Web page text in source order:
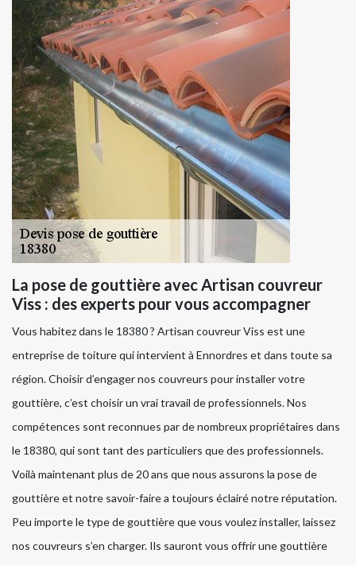
La pose de gouttière avec Artisan couvreur
Viss : des experts pour vous accompagner
Vous habitez dans le 18380 ? Artisan couvreur Viss est une
entreprise de toiture qui intervient à Ennordres et dans toute sa
région. Choisir d’engager nos couvreurs pour installer votre
gouttière, c’est choisir un vrai travail de professionnels. Nos
compétences sont reconnues par de nombreux propriétaires dans
le 18380, qui sont tant des particuliers que des professionnels.
Voilà maintenant plus de 20 ans que nous assurons la pose de
gouttière et notre savoir-faire a toujours éclairé notre réputation.
Peu importe le type de gouttière que vous voulez installer, laissez
nos couvreurs s’en charger. Ils sauront vous offrir une gouttière